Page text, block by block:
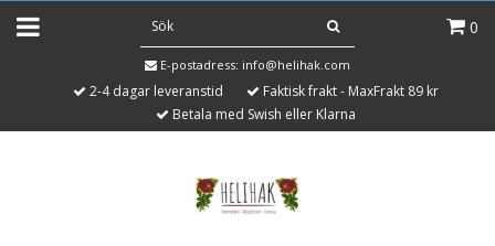
0
E-postadress: info@helihak.com
2-4 dagar leveranstid
Faktisk frakt - MaxFrakt 89 kr
Betala med Swish eller Klarna